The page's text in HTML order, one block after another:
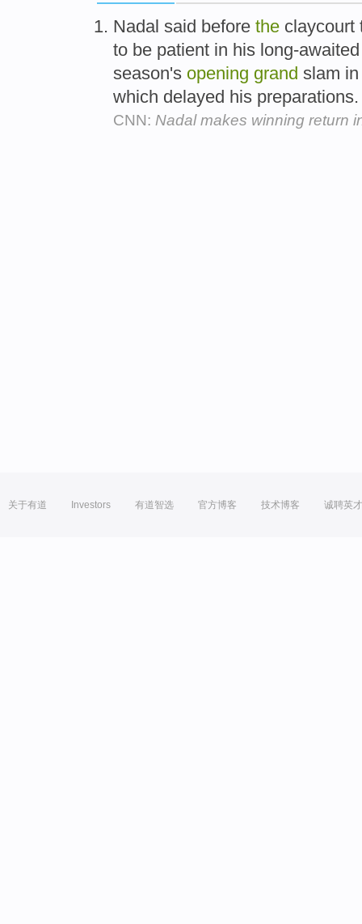
Nadal said before the claycourt
to be patient in his long-
season's opening grand slam
which delayed his
CNN: Nadal makes winning return
关于有道 Investors 有道智选 官方博客 技术博客 诚聘英才